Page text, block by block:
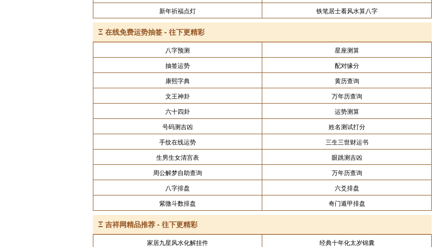
新年祈福点灯
铁笔居士看风水算八字
Ξ 在线免费运势抽签 - 往下更精彩
八字预测
星座测算
抽签运势
配对缘分
康熙字典
黄历查询
文王神卦
万年历查询
六十四卦
运势测算
号码测吉凶
姓名测试打分
手纹在线运势
三生三世财运书
生男生女清宫表
眼跳测吉凶
周公解梦自助查询
万年历查询
八字排盘
六爻排盘
紫微斗数排盘
奇门遁甲排盘
Ξ 吉祥网精品推荐 - 往下更精彩
家居九星风水化解挂件
经典十年化太岁锦囊